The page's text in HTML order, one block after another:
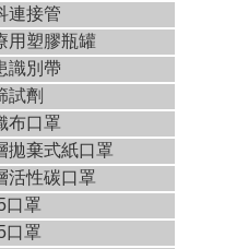
連接管
用塑膠瓶罐
識別帶
試劑
布口罩
拋棄式紙口罩
活性碳口罩
口罩
口罩